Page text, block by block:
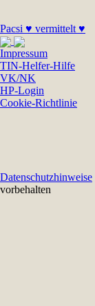
Pacsi ♥ vermittelt ♥
Impressum
TIN-Helfer-Hilfe
VK/NK
HP-Login
Cookie-Richtlinie
Datenschutzhinweise
vorbehalten